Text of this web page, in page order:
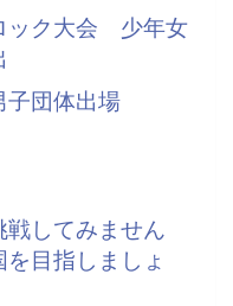
大会 少年女
団体出場
してみません
目指しましょ